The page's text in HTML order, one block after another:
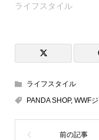
ライフスタイル
ライフスタイル
PANDA SHOP, WWF